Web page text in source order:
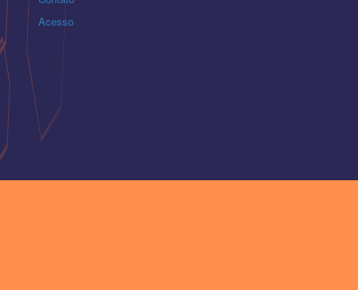
Acesso